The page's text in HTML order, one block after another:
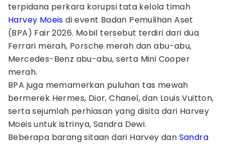
terpidana perkara korupsi tata kelola timah
Harvey Moeis di event Badan Pemulihan Aset
(BPA) Fair 2026. Mobil tersebut terdiri dari dua
Ferrari merah, Porsche merah dan abu-abu,
Mercedes-Benz abu-abu, serta Mini Cooper
merah.
BPA juga memamerkan puluhan tas mewah
bermerek Hermes, Dior, Chanel, dan Louis Vuitton,
serta sejumlah perhiasan yang disita dari Harvey
Moeis untuk istrinya, Sandra Dewi.
Beberapa barang sitaan dari Harvey dan Sandra